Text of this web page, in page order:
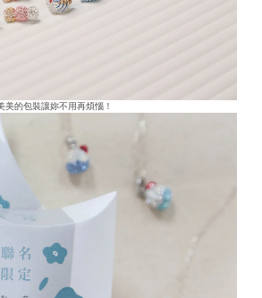
的包裝讓妳不用再煩惱！